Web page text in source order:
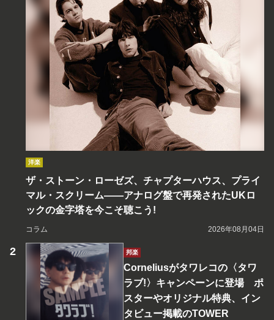
洋楽
ザ・ストーン・ローゼズ、チャプターハウス、プライ
マル・スクリーム――アナログ盤で再発されたUKロ
ックの金字塔を今こそ聴こう!
コラム 2026年08月04日
邦楽
Corneliusがタワレコの〈タワ
ラブ!〉キャンペーンに登場 ポ
スターやオリジナル特典、イン
タビュー掲載のTOWER